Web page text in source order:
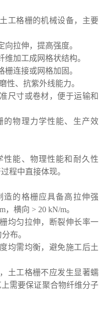
工格栅的机械设备，主要
拉伸，提高强度。
加工成网格状结构。
连接或网格加固。
性、抗紫外线能力。
尺寸或卷材，便于运输和
的物理力学性能、生产效
性能、物理性能和耐久性
程中直接体现。
造的格栅应具备高拉伸强
横向 > 20 kN/m。
均匀拉伸，断裂伸长率一
布。
均需均衡，避免施工后土
土工格栅不应发生显著蠕
需要保证聚合物纤维分子